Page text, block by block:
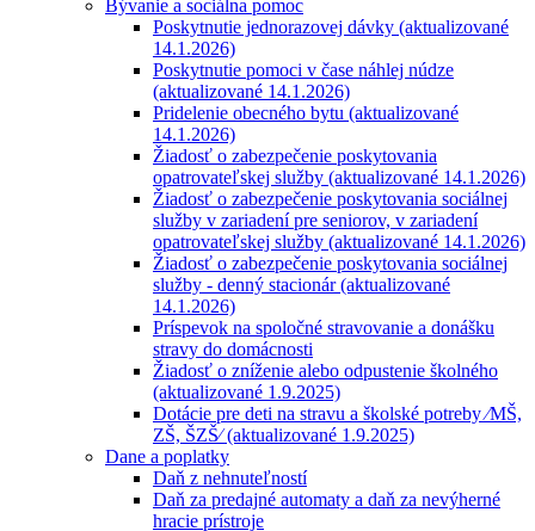
Bývanie a sociálna pomoc
Poskytnutie jednorazovej dávky (aktualizované
14.1.2026)
Poskytnutie pomoci v čase náhlej núdze
(aktualizované 14.1.2026)
Pridelenie obecného bytu (aktualizované
14.1.2026)
Žiadosť o zabezpečenie poskytovania
opatrovateľskej služby (aktualizované 14.1.2026)
Žiadosť o zabezpečenie poskytovania sociálnej
služby v zariadení pre seniorov, v zariadení
opatrovateľskej služby (aktualizované 14.1.2026)
Žiadosť o zabezpečenie poskytovania sociálnej
služby - denný stacionár (aktualizované
14.1.2026)
Príspevok na spoločné stravovanie a donášku
stravy do domácnosti
Žiadosť o zníženie alebo odpustenie školného
(aktualizované 1.9.2025)
Dotácie pre deti na stravu a školské potreby ⁄MŠ,
ZŠ, ŠZŠ⁄ (aktualizované 1.9.2025)
Dane a poplatky
Daň z nehnuteľností
Daň za predajné automaty a daň za nevýherné
hracie prístroje